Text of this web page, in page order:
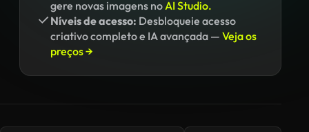
gere novas imagens noAI Studio.
Níveis de acesso: Desbloqueie acesso
criativo completo e IA avançada — Veja os
preços →